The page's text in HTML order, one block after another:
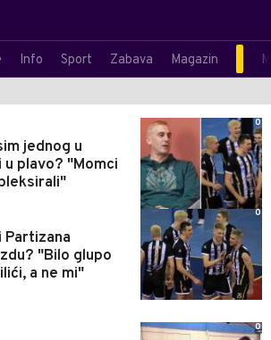
Info Sport Zabava Magazin
jednog u
plavo? "Momci
0
Partizana
"Bilo glupo
a ne mi"
0
0